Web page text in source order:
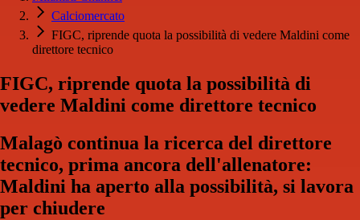
Calciomercato
FIGC, riprende quota la possibilità di vedere Maldini come
direttore tecnico
FIGC, riprende quota la possibilità di
vedere Maldini come direttore tecnico
Malagò continua la ricerca del direttore
tecnico, prima ancora dell'allenatore:
Maldini ha aperto alla possibilità, si lavora
per chiudere